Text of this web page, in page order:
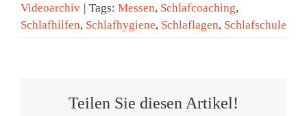
Videoarchiv | Tags: Messen, Schlafcoaching,
Schlafhilfen, Schlafhygiene, Schlaflagen, Schlafschule
Teilen Sie diesen Artikel!